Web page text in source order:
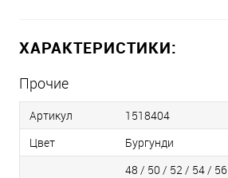
ХАРАКТЕРИСТИКИ:
Прочие
Артикул
1518404
Цвет
Бургунди
48 / 50 / 52 / 54 / 56